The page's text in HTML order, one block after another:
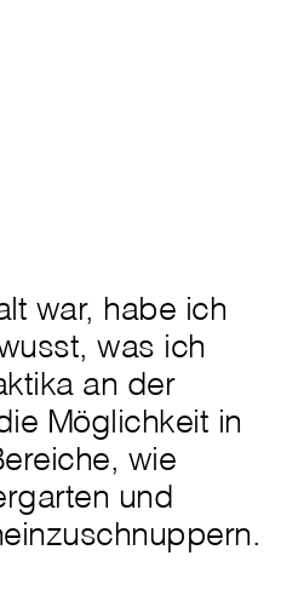
war, habe ich
was ich
an der
Möglichkeit in
wie
und